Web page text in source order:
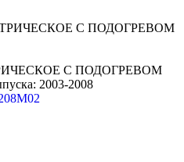
С ПОДОГРЕВОМ
2003-2008